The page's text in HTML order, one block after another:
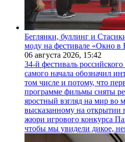
Беглянки, буллинг и
моду на фестивале «Окно в
06 августа 2026, 15:42
34-й фестиваль
самого начала обозначил
том числе и потому, что
программе фильмы сняты
яростный взгляд на мир во
высказанному на открытии
жюри игрового конкурса
чтобы мы увидели дикое,